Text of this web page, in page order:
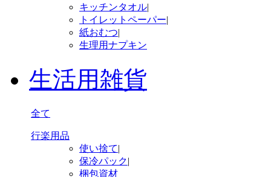
キッチンタオル|
トイレットペーパー|
紙おむつ|
生理用ナプキン
生活用雑貨
全て
行楽用品
使い捨て|
保冷パック|
梱包資材